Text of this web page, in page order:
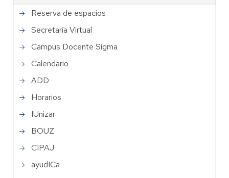
Reserva de espacios
Secretaría Virtual
Campus Docente Sigma
Calendario
ADD
Horarios
IUnizar
BOUZ
CIPAJ
ayudICa